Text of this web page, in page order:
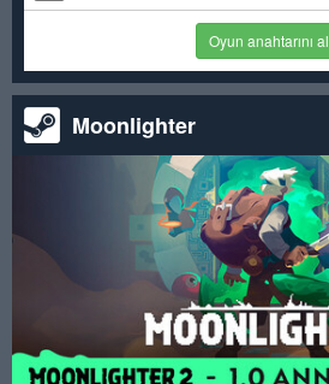
Oyun anahtarını al
Moonlighter